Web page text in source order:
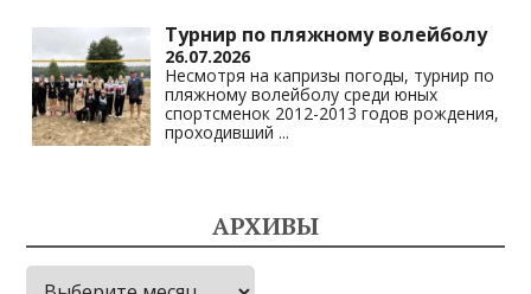
Турнир по пляжному волейболу
26.07.2026
Несмотря на капризы погоды, турнир по
пляжному волейболу среди юных
спортсменок 2012-2013 годов рождения,
проходивший ...
АРХИВЫ
Архивы